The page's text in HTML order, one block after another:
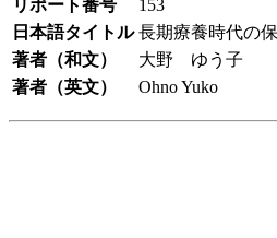
リポート番号
153
日本語タイトル 長期療養時代の
著者（和文）
大野 ゆう子
著者（英文）
Ohno Yuko